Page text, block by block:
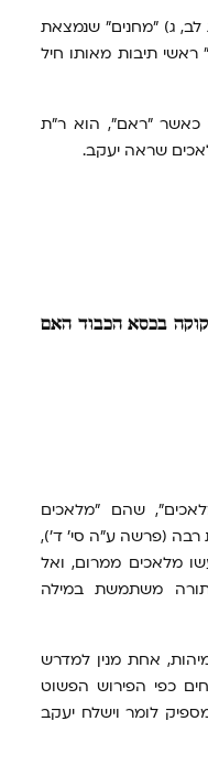
לב, ג) "מחנים" שנמצאת
תיבות מאותו חיל
כאשר "ראם", הוא ר"ת
שראה יעקב.
בכסא הכבוד האם
שהם "מלאכים
רבה (פרשה ע"ה סי' ד'),
מלאכים ממרום, ואל
משתמשת במילה
אחת מנין למדרש
כפי הפירוש הפשוט
לומר וישלח יעקב